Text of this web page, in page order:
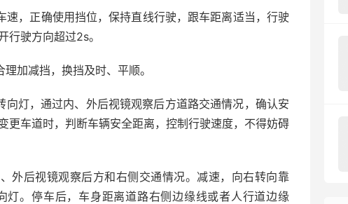
速，正确使用挡位，保持直线行驶，跟车距离适当，行驶
行驶方向超过2s。
加减挡，换挡及时、平顺。
向灯，通过内、外后视镜观察后方道路交通情况，确认安
更车道时，判断车辆安全距离，控制行驶速度，不得妨碍
外后视镜观察后方和右侧交通情况。减速，向右转向靠
灯。停车后，车身距离道路右侧边缘线或者人行道边缘